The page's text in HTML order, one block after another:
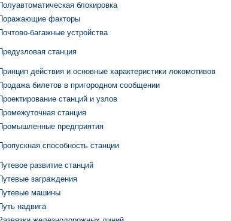
блокировка
факторы
багажные устройства
станция
действия и основные характеристики локомотивов
билетов в пригородном сообщении
станций и узлов
станция
предприятия
способность станции
развитие станций
заграждения
машины
надвига